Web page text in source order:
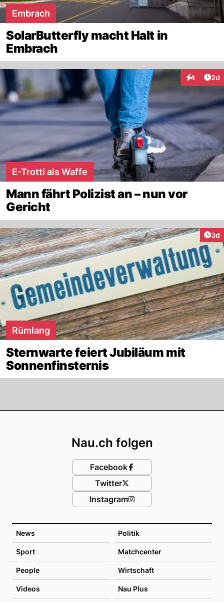
Embrach
SolarButterfly macht Halt in
Embrach
4 2d
E-Trotti als Waffe
Mann fährt Polizist an – nun vor
Gericht
3d
Rümlang
Sternwarte feiert Jubiläum mit
Sonnenfinsternis
News Politik
Sport Matchcenter
People Wirtschaft
Videos Nau Plus
Nau.ch folgen
Facebook
Twitter
Instagram